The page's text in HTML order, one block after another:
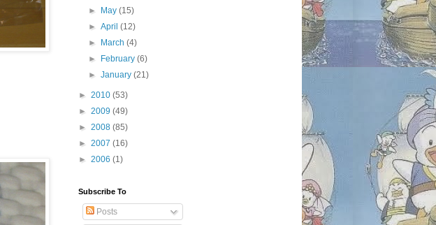
►
May(15)
►April(12)
►
March(4)
►
February(6)
►January(21)
► 2010 (53)
► 2009 (49)
► 2008 (85)
► 2007 (16)
► 2006 (1)
Subscribe To
Posts